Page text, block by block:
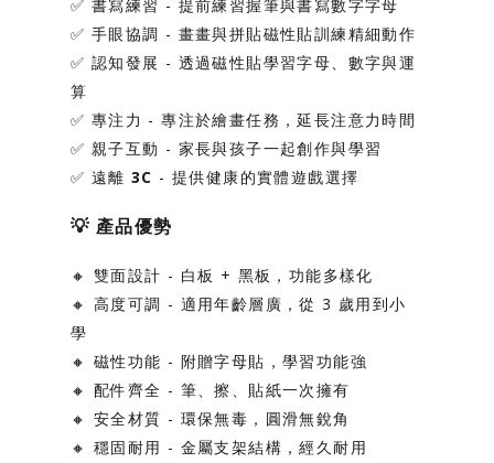
✅ 書寫練習 - 提前練習握筆與書寫數字字母
✅ 手眼協調 - 畫畫與拼貼磁性貼訓練精細動作
✅ 認知發展 - 透過磁性貼學習字母、數字與運
算
✅ 專注力 - 專注於繪畫任務，延長注意力時間
✅ 親子互動 - 家長與孩子一起創作與學習
✅ 遠離 3C - 提供健康的實體遊戲選擇
💡 產品優勢
🔸 雙面設計 - 白板 + 黑板，功能多樣化
🔸 高度可調 - 適用年齡層廣，從 3 歲用到小
學
🔸 磁性功能 - 附贈字母貼，學習功能強
🔸 配件齊全 - 筆、擦、貼紙一次擁有
🔸 安全材質 - 環保無毒，圓滑無銳角
🔸 穩固耐用 - 金屬支架結構，經久耐用